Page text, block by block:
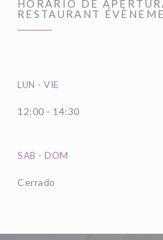
HORARIO DE
RESTAURANT
LUN - VIE
12:00 - 14:30
SAB - DOM
Cerrado